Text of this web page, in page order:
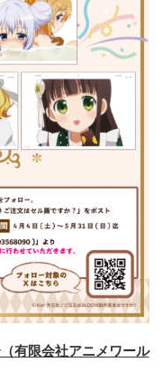
有限会社アニメワール